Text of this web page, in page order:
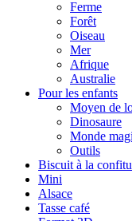
Ferme
Forêt
Oiseau
Mer
Afrique
Australie
Pour les enfants
Moyen de
Dinosaure
Monde
Outils
Biscuit à la
Mini
Alsace
Tasse café